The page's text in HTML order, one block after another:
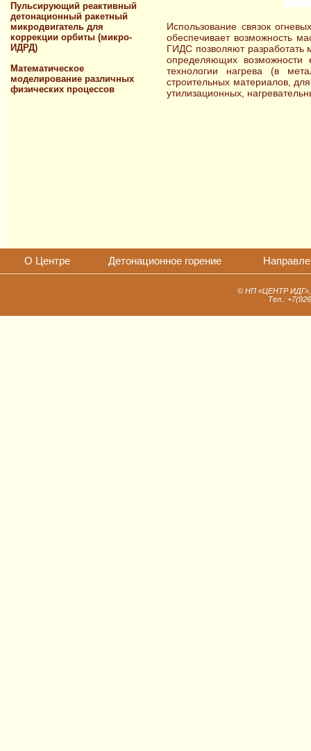
Пульсирующий реактивный
детонационный ракетный
микродвигатель для
коррекции орбиты (микро-
ИДРД)
Математическое
моделирование различных
физических процессов
Использование связок
обеспечивает возможность
ГИДС позволяют разработать
определяющих возможности
технологии нагрева (в
строительных материалов,
утилизационных,
О Центре Детонационное горение
© НП «ЦЕНТР ИДГ»,
Тел.: